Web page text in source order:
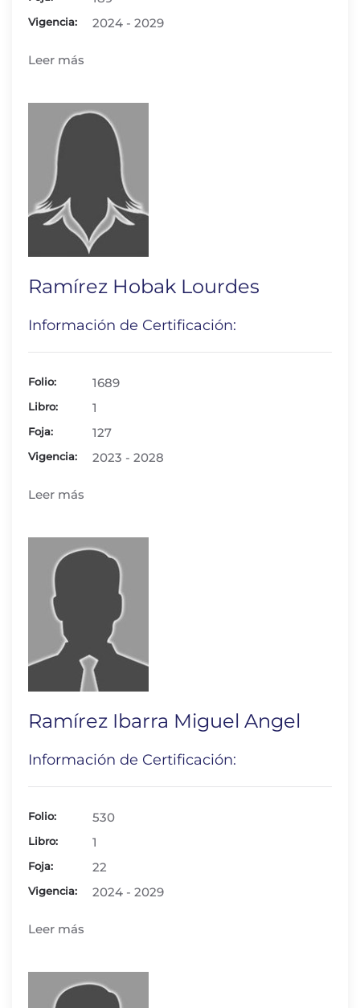
Vigencia: 2024 - 2029
Leer más
Ramírez Hobak Lourdes
Información de Certificación:
Folio: 1689
Libro: 1
Foja: 127
Vigencia: 2023 - 2028
Leer más
Ramírez Ibarra Miguel Angel
Información de Certificación:
Folio: 530
Libro: 1
Foja: 22
Vigencia: 2024 - 2029
Leer más